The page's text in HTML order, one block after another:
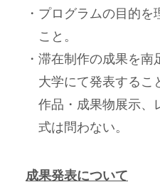
・プログラムの目的
こと。
・滞在制作の成果を
大学にて発表するこ
作品・成果物展示、
式は問わない。
成果発表について